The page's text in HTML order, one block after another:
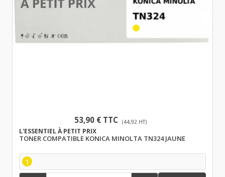
53,90 € TTC (44,92 HT)
L'ESSENTIEL À PETIT PRIX
TONER COMPATIBLE KONICA MINOLTA TN324 JAUNE
1